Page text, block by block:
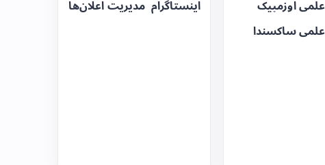
اوزمپیک
ساکسندا
اینستاگرام مدیریت اعلان‌ها